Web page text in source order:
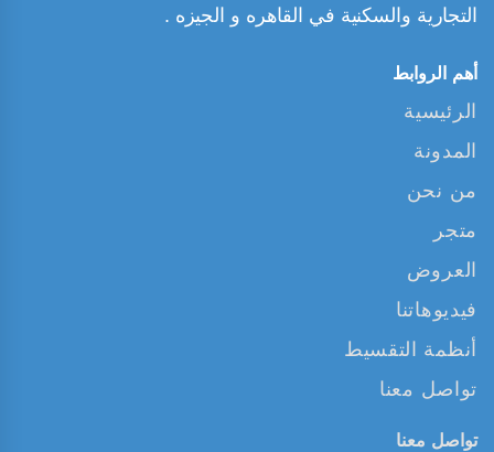
التجارية والسكنية في القاهره و الجيزه .
أهم الروابط
الرئيسية
المدونة
من نحن
متجر
العروض
فيديوهاتنا
أنظمة التقسيط
تواصل معنا
تواصل معنا